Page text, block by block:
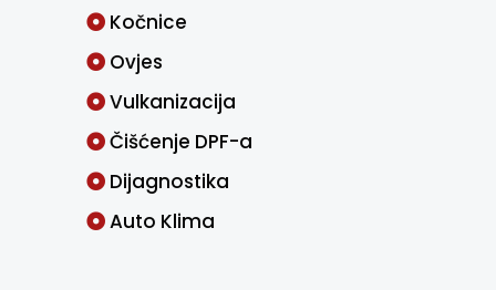
Kočnice
Ovjes
Vulkanizacija
Čišćenje DPF-a
Dijagnostika
Auto Klima